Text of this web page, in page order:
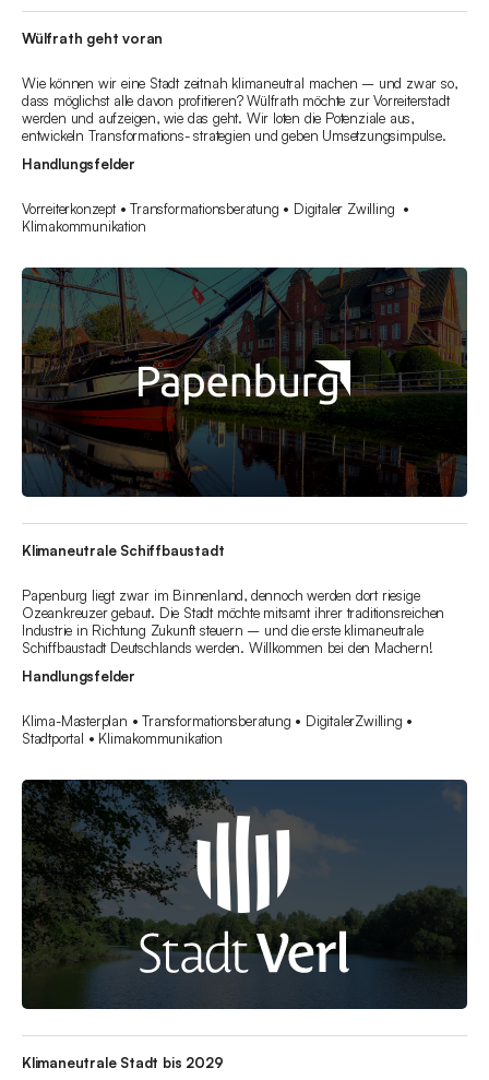
Wülfrath geht voran
Wie können wir eine Stadt zeitnah klimaneutral machen – und zwar so,
dass möglichst alle davon profitieren? Wülfrath möchte zur Vorreiterstadt
werden und aufzeigen, wie das geht. Wir loten die Potenziale aus,
entwickeln Transformations- strategien und geben Umsetzungsimpulse.
Handlungsfelder
Vorreiterkonzept • Transformationsberatung • Digitaler Zwilling •
Klimakommunikation
Klimaneutrale Schiffbaustadt
Papenburg liegt zwar im Binnenland, dennoch werden dort riesige
Ozeankreuzer gebaut. Die Stadt möchte mitsamt ihrer traditionsreichen
Industrie in Richtung Zukunft steuern – und die erste klimaneutrale
Schiffbaustadt Deutschlands werden. Willkommen bei den Machern!
Handlungsfelder
Klima-Masterplan • Transformationsberatung • DigitalerZwilling •
Stadtportal • Klimakommunikation
Klimaneutrale Stadt bis 2029